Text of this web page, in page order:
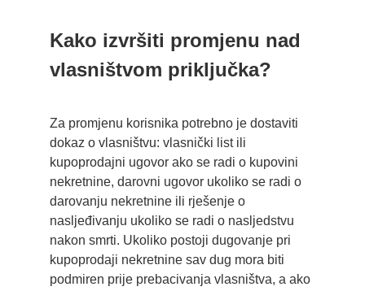
Kako izvršiti promjenu nad
vlasništvom priključka?
Za promjenu korisnika potrebno je dostaviti
dokaz o vlasništvu: vlasnički list ili
kupoprodajni ugovor ako se radi o kupovini
nekretnine, darovni ugovor ukoliko se radi o
darovanju nekretnine ili rješenje o
nasljeđivanju ukoliko se radi o nasljedstvu
nakon smrti. Ukoliko postoji dugovanje pri
kupoprodaji nekretnine sav dug mora biti
podmiren prije prebacivanja vlasništva, a ako